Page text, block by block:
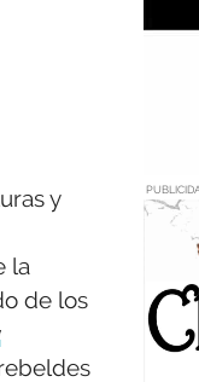
y
la
de los
rebeldes